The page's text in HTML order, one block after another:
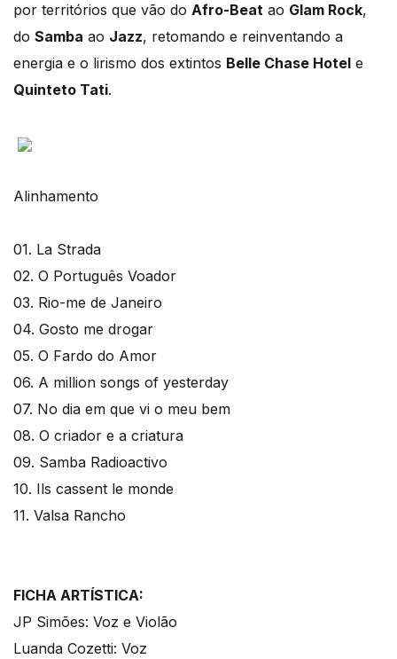
por territórios que vão do Afro-Beat ao Glam Rock,
do Samba ao Jazz, retomando e reinventando a
energia e o lirismo dos extintos Belle Chase Hotel e
Quinteto Tati.
Alinhamento
01. La Strada
02. O Português Voador
03. Rio-me de Janeiro
04. Gosto me drogar
05. O Fardo do Amor
06. A million songs of yesterday
07. No dia em que vi o meu bem
08. O criador e a criatura
09. Samba Radioactivo
10. Ils cassent le monde
11. Valsa Rancho
FICHA ARTÍSTICA:
JP Simões: Voz e Violão
Luanda Cozetti: Voz